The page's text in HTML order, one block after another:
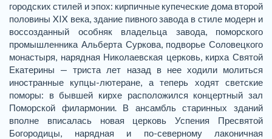
городских стилей и эпох: кирпичные купеческие дома второй
половины XIX века, здание пивного завода в стиле модерн и
воссозданный особняк владельца завода, поморского
промышленника Альберта Суркова, подворье Соловецкого
монастыря, нарядная Николаевская церковь, кирха Святой
Екатерины — триста лет назад в нее ходили молиться
иностранные купцы-лютеране, а теперь ходят светские
поморы: в бывшей кирхе расположился концертный зал
Поморской филармонии. В ансамбль старинных зданий
вполне вписалась новая церковь Успения Пресвятой
Богородицы, нарядная и по-северному лаконичная